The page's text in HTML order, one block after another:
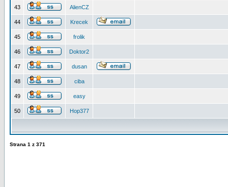
43 AlienCZ
44 Krecek
45 frolik
46 Doktor2
47 dusan
48 ciba
49 easy
50 Hop377
Strana 1 z 371